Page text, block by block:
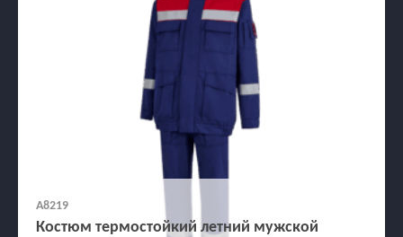
А8219
Костюм термостойкий летний мужской